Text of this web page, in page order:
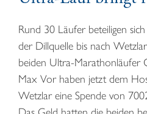
Rund 30 Läufer beteiligen
der Dillquelle bis nach
beiden Ultra-Marathonläufer
Max Vor haben jetzt dem
Wetzlar eine Spende von